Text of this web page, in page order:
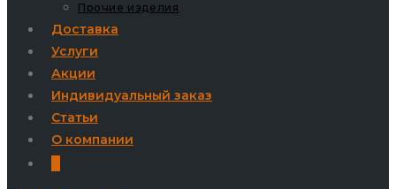
Прочие изделия
Доставка
Услуги
Акции
Индивидуальный заказ
Статьи
О компании